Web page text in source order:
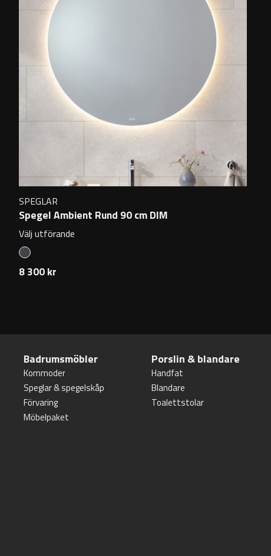
SPEGLAR
Spegel Ambient Rund 90 cm DIM
Välj utförande
8 300 kr
Badrumsmöbler
Kommoder
Speglar & spegelskåp
Förvaring
Möbelpaket
Porslin & blandare
Handfat
Blandare
Toalettstolar